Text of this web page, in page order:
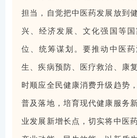
担当，自觉把中医药发展放到
兴、经济发展、文化强国等
位、统筹谋划。要推动中医
生、疾病预防、医疗救治、康
时顺应全民健康消费升级趋势
普及落地，培育现代健康服务
业发展新增长点，切实将中医